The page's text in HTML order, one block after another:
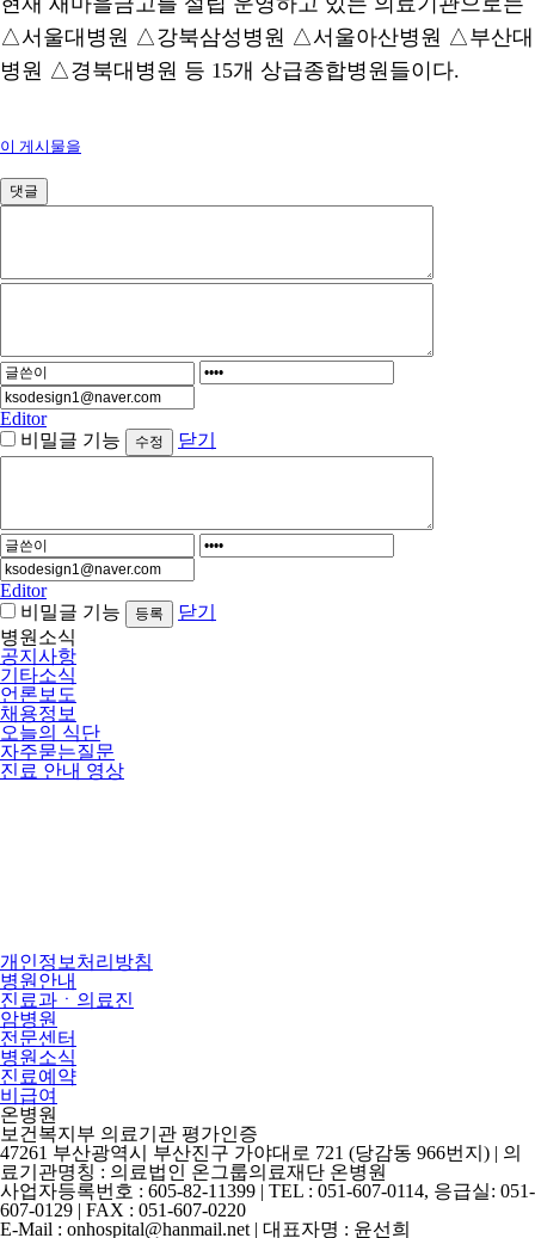
△서울대병원 △강북삼성병원 △서울아산병원 △부산대
병원 △경북대병원 등 15개 상급종합병원들이다.
이 게시물을
댓글
Editor
비밀글 기능
닫기
Editor
비밀글 기능
닫기
병원소식
공지사항
기타소식
언론보도
채용정보
오늘의 식단
자주묻는질문
진료 안내 영상
개인정보처리방침
병원안내
진료과ㆍ의료진
암병원
전문센터
병원소식
진료예약
비급여
온병원
보건복지부 의료기관 평가인증
47261 부산광역시 부산진구 가야대로 721 (당감동 966번지) | 의
료기관명칭 : 의료법인 온그룹의료재단 온병원
사업자등록번호 : 605-82-11399 | TEL : 051-607-0114, 응급실: 051-
607-0129 | FAX : 051-607-0220
E-Mail : onhospital@hanmail.net | 대표자명 : 윤선희